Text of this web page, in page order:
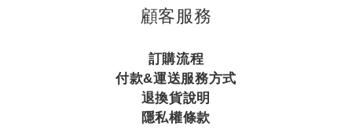
顧客服務
訂購流程
付款&運送服務方式
退換貨說明
隱私權條款